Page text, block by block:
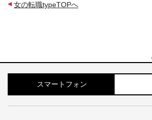
女の転職typeTOPへ
スマートフォン